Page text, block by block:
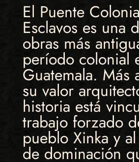
El Puente
Esclavos es una
obras más
período colonial
Guatemala. Más
su valor
historia está
trabajo forzado
pueblo Xinka y
de dominación